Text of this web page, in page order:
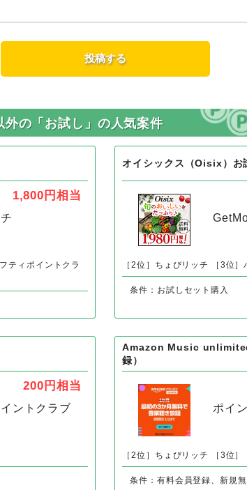
外の「お試し」の人気案件
1,800円 相当
ティポイントクラ
オイシックス（Oisix）お
［2位］ちょびリッチ ［3位］
条件：お試しセット購入
Amazon Music
録）
ポイ